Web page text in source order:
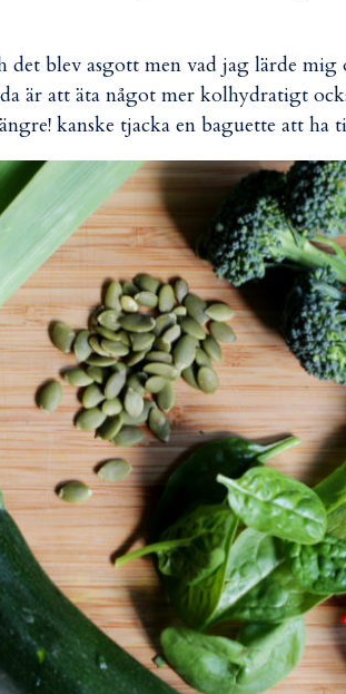
det blev asgott men vad jag lärde mig
är att äta något mer kolhydratigt
kanske tjacka en baguette att ha